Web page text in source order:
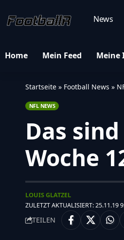
News
Home Mein Feed Meine
Startseite » Football News »
NFL NEWS
Das
Woche
ZULETZT AKTUALISIERT: 25.11.19
LOUIS GLATZEL
TEILEN